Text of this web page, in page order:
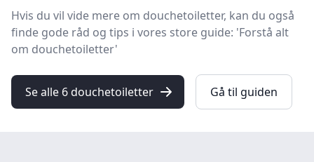
Hvis du vil vide mere om douchetoiletter, kan du også
finde gode råd og tips i vores store guide: 'Forstå alt
om douchetoiletter'
Se alle 6 douchetoiletter Gå til guiden